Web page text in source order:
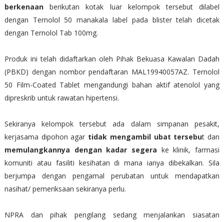
berkenaanberikutan kotak luar kelompok tersebut dilabel
dengan Ternolol 50 manakala label pada blister telah dicetak
dengan Ternolol Tab 100mg.
Produk ini telah didaftarkan oleh Pihak Bekuasa Kawalan Dadah
(PBKD) dengan nombor pendaftaran MAL19940057AZ. Ternolol
50 Film-Coated Tablet mengandungi bahan aktif atenolol yang
dipreskrib untuk rawatan hipertensi.
Sekiranya kelompok tersebut ada dalam simpanan pesakit,
kerjasama dipohon agar tidak mengambil ubat tersebut dan
memulangkannya dengan kadar segera ke klinik, farmasi
komuniti atau fasiliti kesihatan di mana ianya dibekalkan. Sila
berjumpa dengan pengamal perubatan untuk mendapatkan
nasihat/ pemeriksaan sekiranya perlu.
NPRA dan pihak pengilang sedang menjalankan siasatan